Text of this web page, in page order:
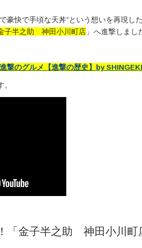
で豪快で手頃な天丼”という想いを再現
子半之助 神田小川町店 」へ進撃しまし
撃のグルメ【進撃の歴史】by SHINGEKI
「金子半之助 神田小川町